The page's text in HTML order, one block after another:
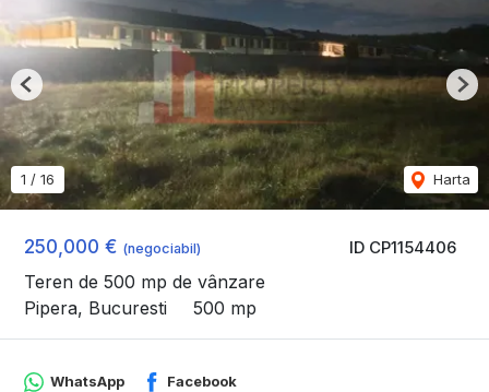
ID CP1154406
250,000 € (negociabil)
Teren de 500 mp de vânzare
Pipera, Bucuresti
500 mp
1 / 16 Harta
Previous
WhatsApp Facebook